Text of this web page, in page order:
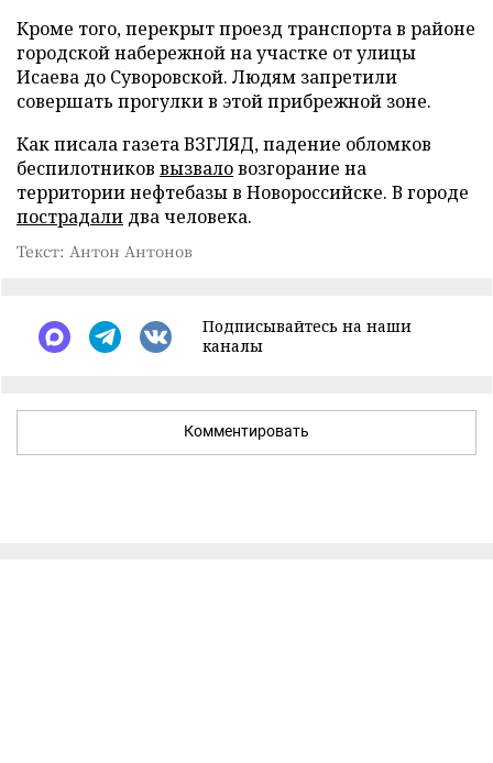
Кроме того, перекрыт проезд транспорта в районе
городской набережной на участке от улицы
Исаева до Суворовской. Людям запретили
совершать прогулки в этой прибрежной зоне.
Как писала газета ВЗГЛЯД, падение обломков
беспилотников вызваловозгорание на
территории нефтебазы в Новороссийске. В городе
пострадали два человека.
Текст: Антон Антонов
Подписывайтесь на наши
каналы
Комментировать